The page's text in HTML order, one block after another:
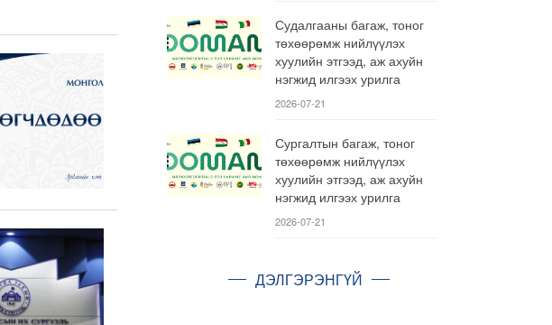
Судалгааны багаж, тоног
төхөөрөмж нийлүүлэх
хуулийн этгээд, аж ахуйн
нэгжид илгээх урилга
2026-07-21
Сургалтын багаж, тоног
төхөөрөмж нийлүүлэх
хуулийн этгээд, аж ахуйн
нэгжид илгээх урилга
2026-07-21
ДЭЛГЭРЭНГҮЙ